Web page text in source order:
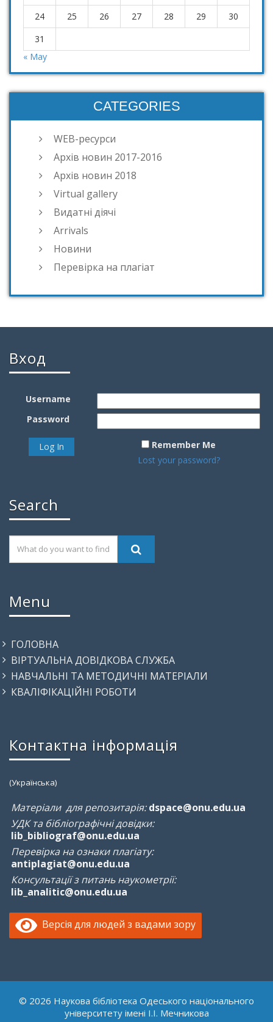
24
25 26 27 28 29
30
31
« May
CATEGORIES
WEB-ресурси
Архів новин 2017-2016
Архів новин 2018
Virtual gallery
Видатні діячі
Arrivals
Новини
Перевірка на плагіат
Вход
Username
Password
Remember Me
Lost your password?
Search
Menu
ГОЛОВНА
ВІРТУАЛЬНА ДОВІДКОВА СЛУЖБА
НАВЧАЛЬНІ ТА МЕТОДИЧНІ МАТЕРІАЛИ
КВАЛІФІКАЦІЙНІ РОБОТИ
Контактна інформація
(Українська)
Матеріали для репозитарія: dspace@onu.edu.ua
УДК та бібліографічні довідки:
lib_bibliograf@onu.edu.ua
Перевірка на ознаки плагіату:
antiplagiat@onu.edu.ua
Консультації з питань наукометрії:
lib_analitic@onu.edu.ua
Версія для людей з вадами зору
© 2026 Наукова бібліотека Одеського національного
університету імені І.І. Мечникова